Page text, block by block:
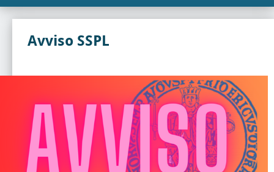
Avviso SSPL